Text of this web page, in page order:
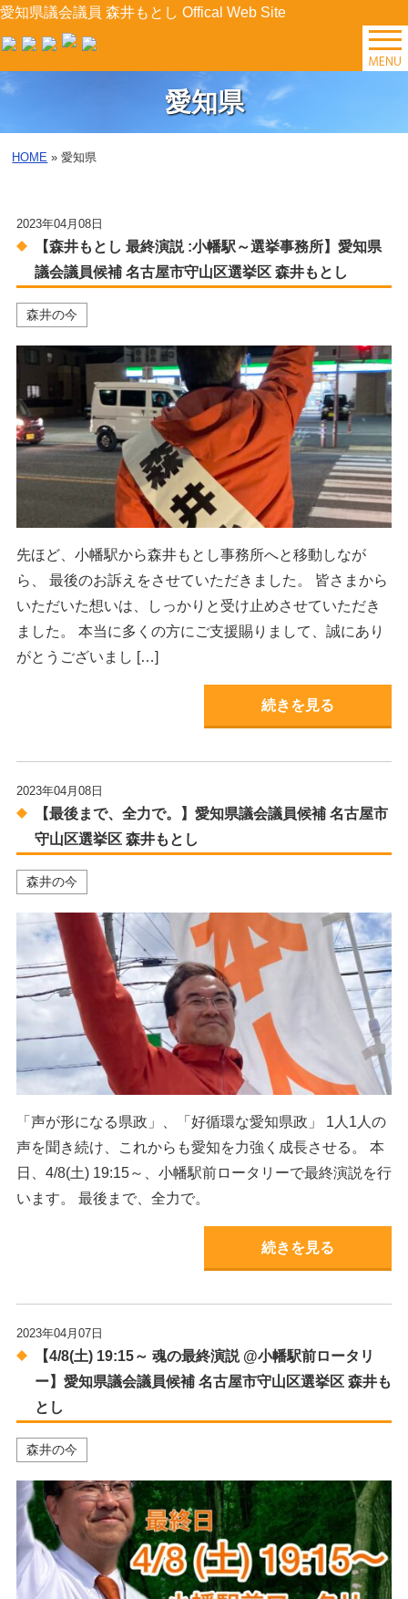
愛知県議会議員 森井もとし Offical Web Site
TOP
森井の今
プロフィール
森井の提案
県政レポート
愛知県
HOME »愛知県
2023年04月08日
【森井もとし 最終演説 :小幡駅～選挙事務所】愛知県
議会議員候補 名古屋市守山区選挙区 森井もとし
森井の今
先ほど、小幡駅から森井もとし事務所へと移動しなが
ら、 最後のお訴えをさせていただきました。 皆さまから
いただいた想いは、しっかりと受け止めさせていただき
ました。 本当に多くの方にご支援賜りまして、誠にあり
がとうございまし […]
続きを見る
2023年04月08日
【最後まで、全力で。】愛知県議会議員候補 名古屋市
守山区選挙区 森井もとし
森井の今
「声が形になる県政」、「好循環な愛知県政」 1人1人の
声を聞き続け、これからも愛知を力強く成長させる。 本
日、4/8(土) 19:15～、小幡駅前ロータリーで最終演説を行
います。 最後まで、全力で。
続きを見る
2023年04月07日
【4/8(土) 19:15～ 魂の最終演説 @小幡駅前ロータリ
ー】愛知県議会議員候補 名古屋市守山区選挙区 森井も
とし
森井の今